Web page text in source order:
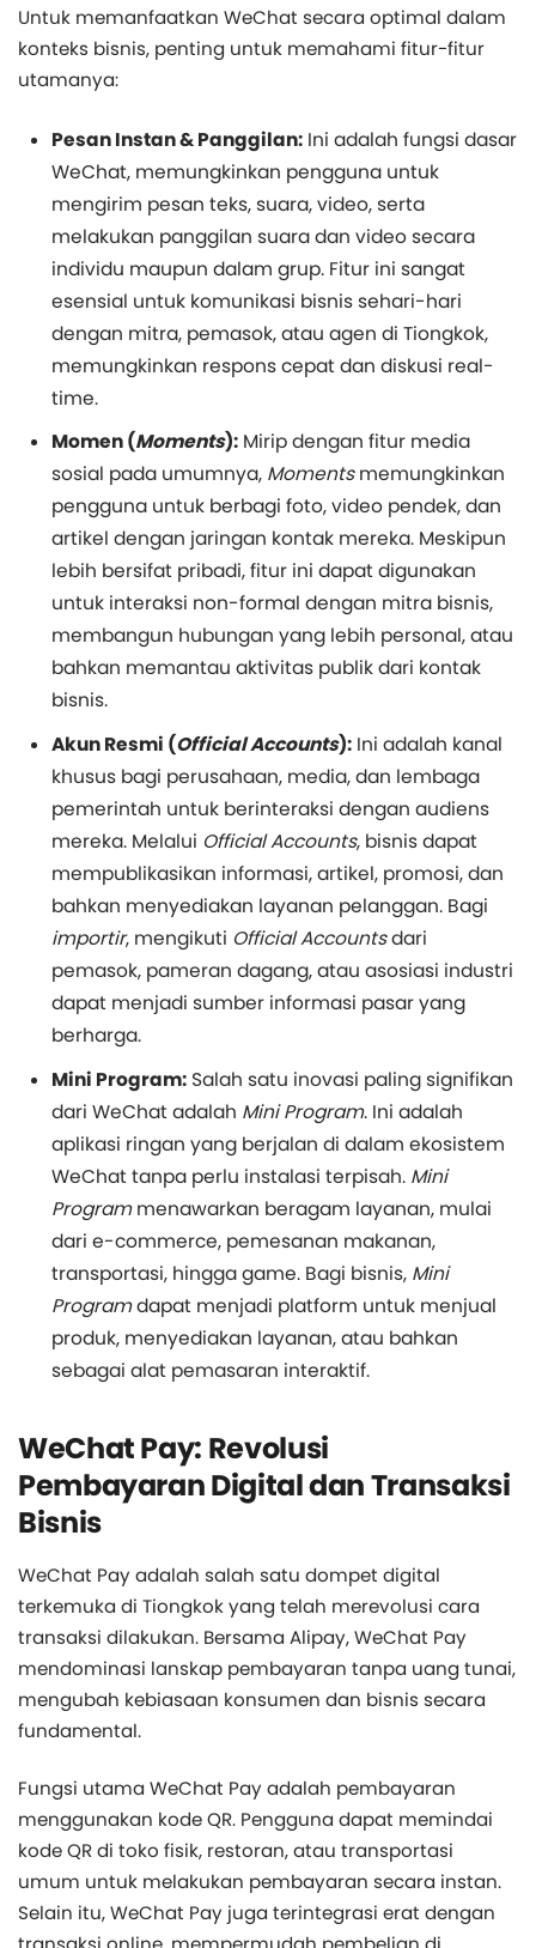
Untuk memanfaatkan WeChat secara optimal dalam
konteks bisnis, penting untuk memahami fitur-fitur
utamanya:
Pesan Instan & Panggilan: Ini adalah fungsi dasar
WeChat, memungkinkan pengguna untuk
mengirim pesan teks, suara, video, serta
melakukan panggilan suara dan video secara
individu maupun dalam grup. Fitur ini sangat
esensial untuk komunikasi bisnis sehari-hari
dengan mitra, pemasok, atau agen di Tiongkok,
memungkinkan respons cepat dan diskusi real-
time.
Momen (Moments): Mirip dengan fitur media
sosial pada umumnya, Momentsmemungkinkan
pengguna untuk berbagi foto, video pendek, dan
artikel dengan jaringan kontak mereka. Meskipun
lebih bersifat pribadi, fitur ini dapat digunakan
untuk interaksi non-formal dengan mitra bisnis,
membangun hubungan yang lebih personal, atau
bahkan memantau aktivitas publik dari kontak
bisnis.
Akun Resmi (Official Accounts): Ini adalah kanal
khusus bagi perusahaan, media, dan lembaga
pemerintah untuk berinteraksi dengan audiens
mereka. Melalui Official Accounts, bisnis dapat
mempublikasikan informasi, artikel, promosi, dan
bahkan menyediakan layanan pelanggan. Bagi
importir, mengikuti Official Accountsdari
pemasok, pameran dagang, atau asosiasi industri
dapat menjadi sumber informasi pasar yang
berharga.
Mini Program: Salah satu inovasi paling signifikan
dari WeChat adalah Mini Program. Ini adalah
aplikasi ringan yang berjalan di dalam ekosistem
WeChat tanpa perlu instalasi terpisah. Mini
Programmenawarkan beragam layanan, mulai
dari e-commerce, pemesanan makanan,
transportasi, hingga game. Bagi bisnis, Mini
Programdapat menjadi platform untuk menjual
produk, menyediakan layanan, atau bahkan
sebagai alat pemasaran interaktif.
WeChat Pay: Revolusi
Pembayaran Digital dan Transaksi
Bisnis
WeChat Pay adalah salah satu dompet digital
terkemuka di Tiongkok yang telah merevolusi cara
transaksi dilakukan. Bersama Alipay, WeChat Pay
mendominasi lanskap pembayaran tanpa uang tunai,
mengubah kebiasaan konsumen dan bisnis secara
fundamental.
Fungsi utama WeChat Pay adalah pembayaran
menggunakan kode QR. Pengguna dapat memindai
kode QR di toko fisik, restoran, atau transportasi
umum untuk melakukan pembayaran secara instan.
Selain itu, WeChat Pay juga terintegrasi erat dengan